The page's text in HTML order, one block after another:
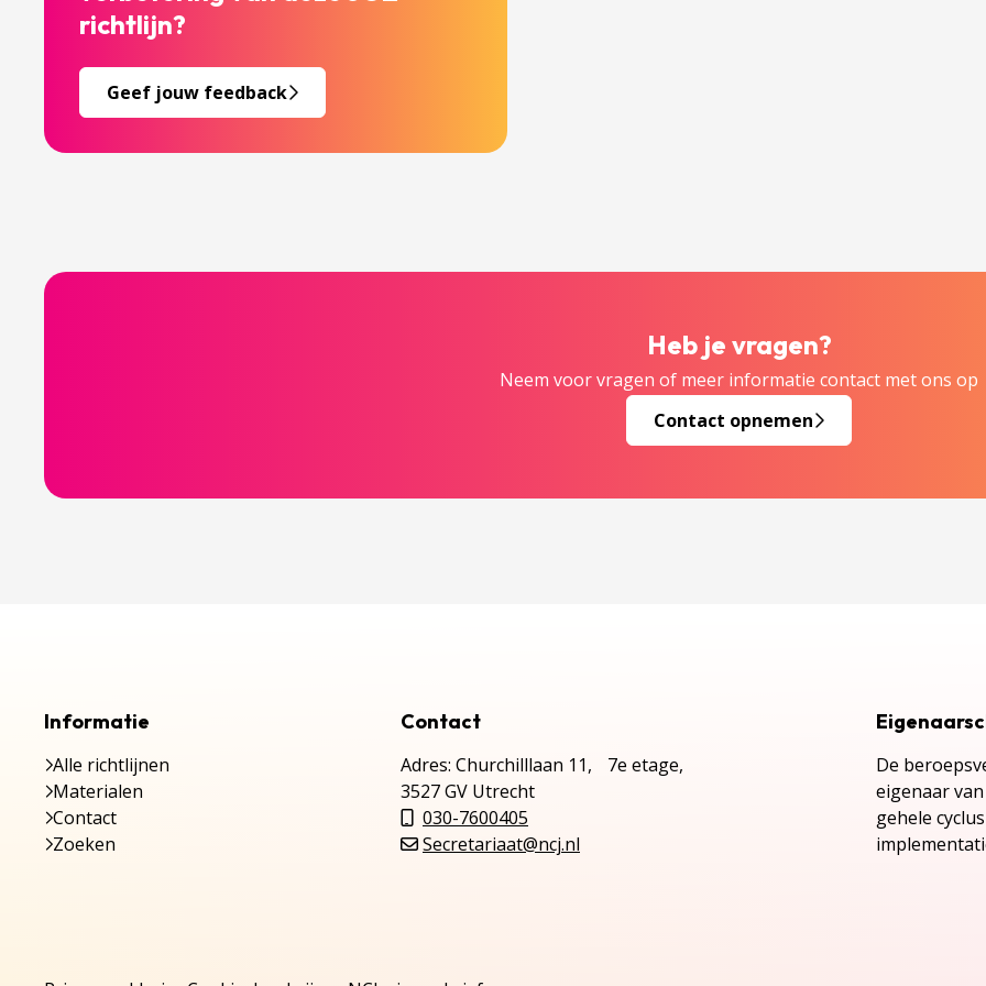
richtlijn?
Geef jouw feedback
Heb je vragen?
Neem voor vragen of meer informatie contact met ons op
Contact opnemen
Informatie
Alle richtlijnen
Materialen
Contact
Zoeken
Contact
Adres: Churchilllaan 11, 7e etage,
3527 GV Utrecht
030-7600405
Secretariaat@ncj.nl
De
eigenaar
gehele